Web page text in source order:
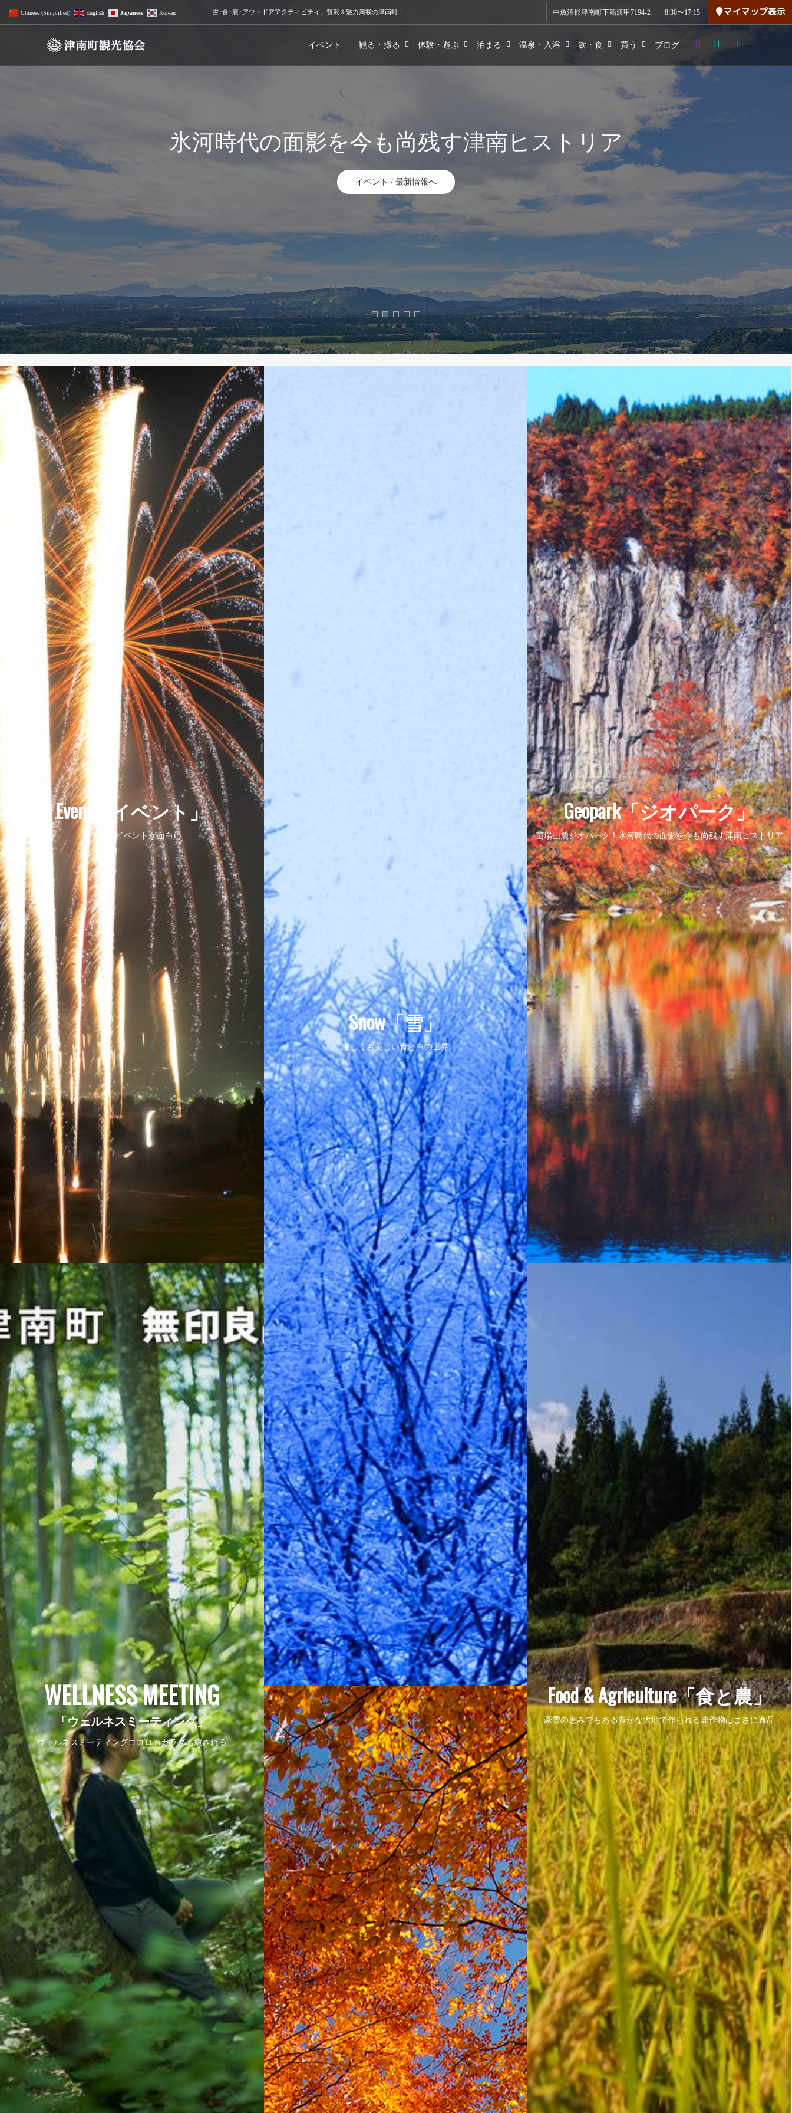
雪･食･農･アウトドアアクティビティ。贅沢＆魅力満載の津南町！ 中魚沼郡津南町下船渡甲7194-2 8:30〜17:15 マイマップ表示
イベント 観る・撮る 体験・遊ぶ 泊まる 温泉・入浴 飲・食 買う ブログ
標高差と湧水がはぐくむ雪と大地のおいしい贈り物。
イベント / 最新情報へ
Event「イベント」
四季毎のイベントが面白い
WELLNESS MEETING
「ウェルネスミーティング」
ウェルネスミーティングココロもカラダも癒される
Snow「雪」
厳しくも美しい青と白の世界
Geopark「ジオパーク」
苗場山麓ジオパーク！氷河時代の面影を今も尚残す津南ヒストリア
Food & Agriculture「食と農」
豪雪の恵みでもある豊かな大地で作られる農作物はまさに逸品
Chinese (Simplified) English Japanese Korean